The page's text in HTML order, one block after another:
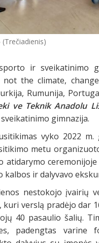
ir sveikatinimo
the climate,
Rumunija,
ve Teknik Anadolu
gimnazija.
vyko 2022
metu
atidarymo
kalbos ir dalyvavo
nestokojo įvairių
kuri verslą pradėjo dar
40 pasaulio šalių.
padengtas varine